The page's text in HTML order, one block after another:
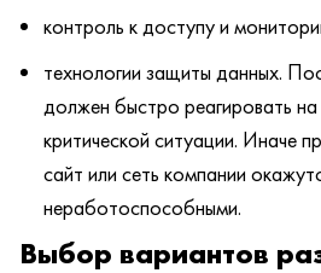
контроль к доступу и
технологии защиты данных.
должен быстро реагировать
критической ситуации. Иначе
сайт или сеть компании
неработоспособными.
Выбор вариантов